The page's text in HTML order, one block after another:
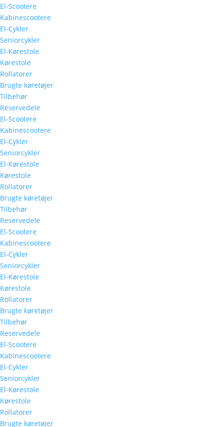
El-Scootere
Kabinescootere
El-Cykler
Seniorcykler
El-Kørestole
Kørestole
Rollatorer
Brugte køretøjer
Tilbehør
Reservedele
El-Scootere
Kabinescootere
El-Cykler
Seniorcykler
El-Kørestole
Kørestole
Rollatorer
Brugte køretøjer
Tilbehør
Reservedele
El-Scootere
Kabinescootere
El-Cykler
Seniorcykler
El-Kørestole
Kørestole
Rollatorer
Brugte køretøjer
Tilbehør
Reservedele
El-Scootere
Kabinescootere
El-Cykler
Seniorcykler
El-Kørestole
Kørestole
Rollatorer
Brugte køretøjer